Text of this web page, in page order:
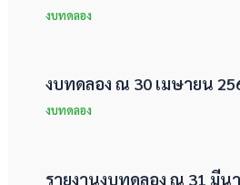
งบทดลอง
งบทดลอง ณ 30 เมษายน
งบทดลอง
รายงานงบทดลอง ณ 31 มีน